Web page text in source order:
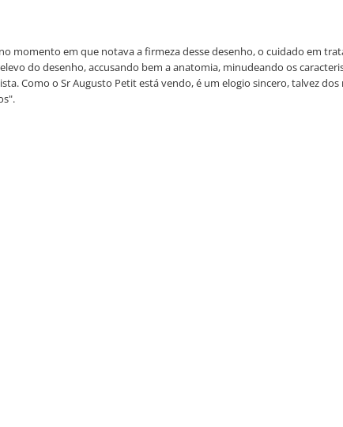
momento em que notava a firmeza desse desenho, o cuidado em
do desenho, accusando bem a anatomia, minudeando os
Como o Sr Augusto Petit está vendo, é um elogio sincero, talvez dos